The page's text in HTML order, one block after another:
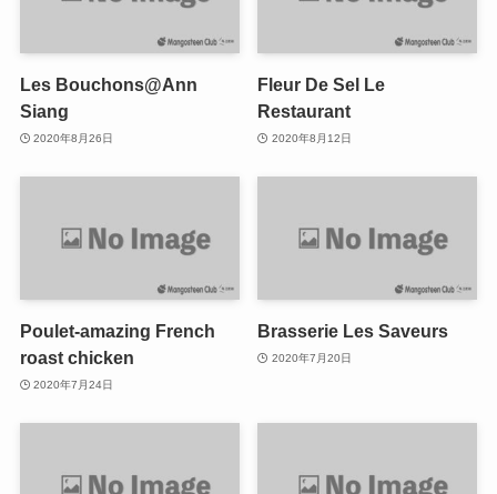
Les Bouchons@Ann
Siang
2020年8月26日
Fleur De Sel Le
Restaurant
2020年8月12日
Poulet-amazing French
roast chicken
2020年7月24日
Brasserie Les Saveurs
2020年7月20日